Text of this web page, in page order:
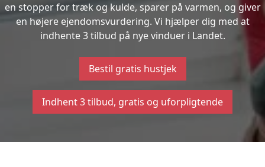
en stopper for træk og kulde, sparer på varmen, og giver
en højere ejendomsvurdering. Vi hjælper dig med at
indhente 3 tilbud på nye vinduer i Landet.
Bestil gratis hustjek
Indhent 3 tilbud, gratis og uforpligtende